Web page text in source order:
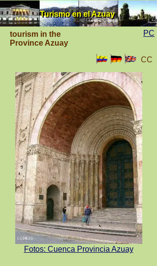
tourism in the
Province Azuay
Turismo en el Azuay
Turismo en el Azuay
PC
Fotos: Cuenca Provincia Azuay
CC